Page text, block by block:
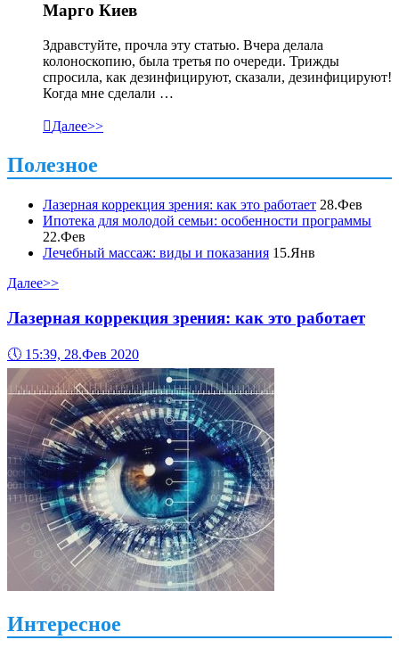
Марго Киев
Здравстуйте, прочла эту статью. Вчера делала
колоноскопию, была третья по очереди. Трижды
спросила, как дезинфицируют, сказали, дезинфицируют!
Когда мне сделали …
Далее>>
Полезное
Лазерная коррекция зрения: как это работает 28.Фев
Ипотека для молодой семьи: особенности программы
22.Фев
Лечебный массаж: виды и показания 15.Янв
Далее>>
Лазерная коррекция зрения: как это работает
🕔 15:39, 28.Фев 2020
Интересное